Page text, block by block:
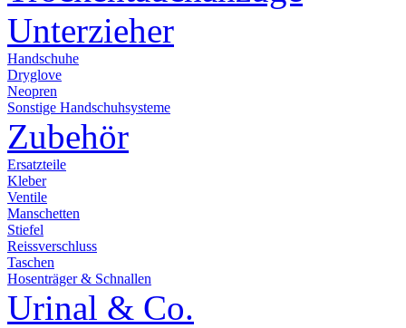
Unterzieher
Handschuhe
Dryglove
Neopren
Sonstige Handschuhsysteme
Zubehör
Ersatzteile
Kleber
Ventile
Manschetten
Stiefel
Reissverschluss
Taschen
Hosenträger & Schnallen
Urinal & Co.